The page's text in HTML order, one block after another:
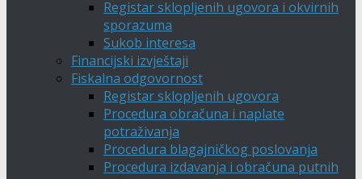
Registar sklopljenih ugovora i okvirnih
sporazuma
Sukob interesa
Financijski izvještaji
Fiskalna odgovornost
Registar sklopljenih ugovora
Procedura obračuna i naplate
potraživanja
Procedura blagajničkog poslovanja
Procedura izdavanja i obračuna putnih